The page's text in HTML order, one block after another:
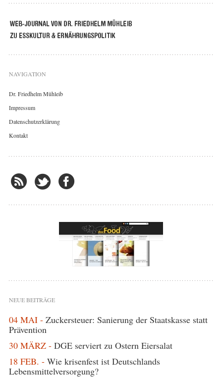
NAVIGATION
Dr. Friedhelm Mühleib
Impressum
Datenschutzerklärung
Kontakt
NEUE BEITRÄGE
04 MAI - Zuckersteuer: Sanierung der Staatskasse statt
Prävention
30 MÄRZ - DGE serviert zu Ostern Eiersalat
18 FEB. - Wie krisenfest ist Deutschlands
Lebensmittelversorgung?